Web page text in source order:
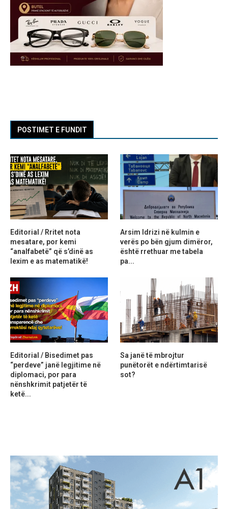
POSTIMET E FUNDIT
Editorial / Rritet nota
mesatare, por kemi
“analfabetë” që s’dinë as
lexim e as matematikë!
Arsim Idrizi në kulmin e
verës po bën gjum dimëror,
është rrethuar me tabela
pa...
Editorial / Bisedimet pas
“perdeve” janë legjitime në
diplomaci, por para
nënshkrimit patjetër të
ketë...
Sa janë të mbrojtur
punëtorët e ndërtimtarisë
sot?